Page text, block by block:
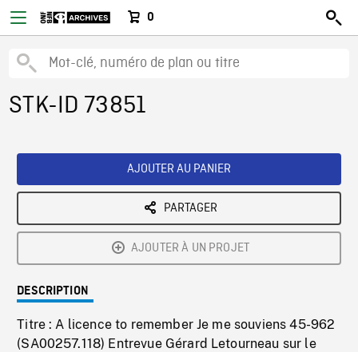
0
STK-ID 73851
AJOUTER AU PANIER
PARTAGER
AJOUTER À UN PROJET
DESCRIPTION
Titre : A licence to remember Je me souviens 45-962
(SA00257.118) Entrevue Gérard Letourneau sur le